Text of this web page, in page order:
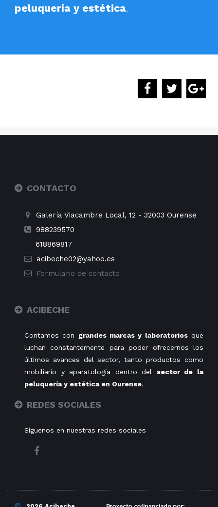
peluquería y estética.
CONTACTO
Galería Viacambre Local, 12 - 32003 Ourense
988239570
618869817
acibeche02@yahoo.es
Formulario de contacto
ACIBECHE
Contamos con grandes marcas y laboratoriosque
luchan constantemente para poder ofrecernos los
últimos avances del sector, tanto productos como
mobiliario y aparatología dentro del sector de la
peluquería y estética en Ourense.
REDES SOCIALES
Síguenos en nuestras redes sociales